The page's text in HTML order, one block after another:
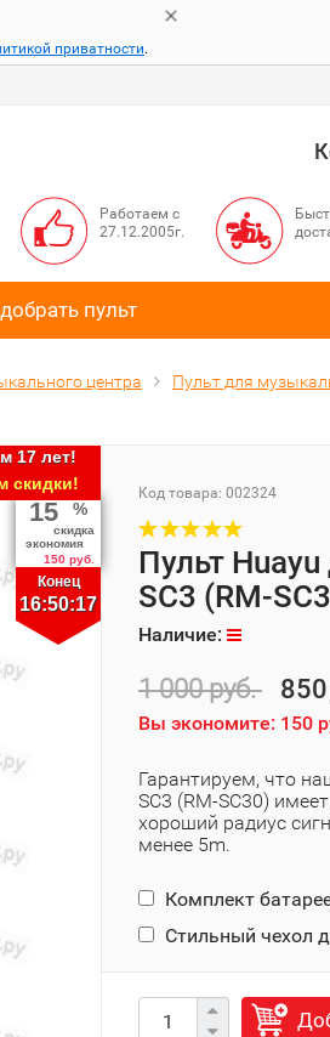
приватности.
Работаем с
27.12.2005г.
пульт
центра
Пульт для
17 лет!
скидки!
Конец
16:50:17
15 %
скидка
экономия
150 руб.
Код товара: 002324
Пульт
SC3 (RM-
Наличие:
1 000 руб.
Вы экономите: 150
Гарантируем, что
SC3 (RM-SC30)
хороший радиус
менее 5m.
Комплект
Стильный чехол